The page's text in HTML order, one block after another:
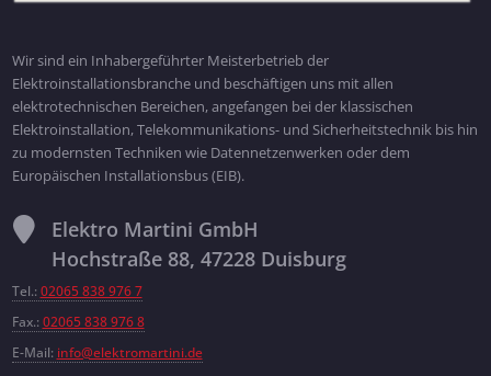
Wir sind ein Inhabergeführter Meisterbetrieb der
Elektroinstallationsbranche und beschäftigen uns mit allen
elektrotechnischen Bereichen, angefangen bei der klassischen
Elektroinstallation, Telekommunikations- und Sicherheitstechnik bis hin
zu modernsten Techniken wie Datennetzenwerken oder dem
Europäischen Installationsbus (EIB).
Elektro Martini GmbH
Hochstraße 88, 47228 Duisburg
Tel.: 02065 838 976 7
Fax.: 02065 838 976 8
E-Mail: info@elektromartini.de